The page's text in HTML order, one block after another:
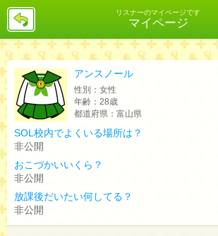
リスナーのマイページです
マイページ
戻
アンスノール
性別： 女性
年齢： 28歳
都道府県： 富山県
SOL校内でよくいる場所は？
非公開
おこづかいいくら？
非公開
放課後だいたい何してる？
非公開